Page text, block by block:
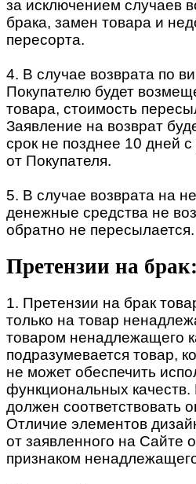
за исключением случаев
брака, замен товара и
пересорта.
4. В случае возврата по
Покупателю будет
товара, стоимость
Заявление на возврат
срок не позднее 10 дней
от Покупателя.
5. В случае возврата на
денежные средства не
обратно не пересылается.
Претензии на брак:
1. Претензии на брак
только на товар
товаром ненадлежащего
подразумевается товар,
не может обеспечить
функциональных
должен соответствовать
Отличие элементов
от заявленного на Сайте
признаком